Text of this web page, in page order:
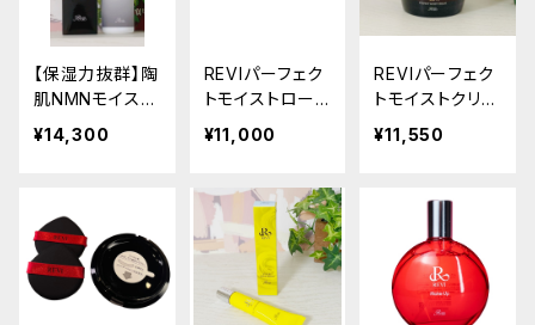
【保湿力抜群】陶
肌NMNモイスト
ローション
¥14,300
REVIパーフェク
トモイストロー
ション
¥11,000
REVIパーフェク
トモイストクリー
ム
¥11,550